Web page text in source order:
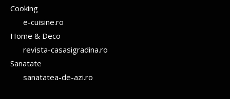
Cooking
e-cuisine.ro
Home & Deco
revista-casasigradina.ro
Sanatate
sanatatea-de-azi.ro